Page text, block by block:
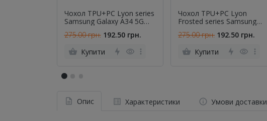
Чохол TPU+PC Lyon series
Samsung Galaxy A34 5G
275.00 грн. 192.50 грн.
Купити
Чохол TPU+PC Lyon
Frosted series Samsung
275.00 грн. 192.50 грн.
Купити
Опис Характеристики Умови доставки